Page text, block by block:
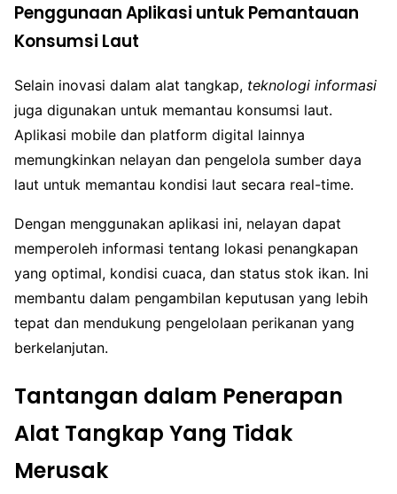
Penggunaan Aplikasi untuk Pemantauan
Konsumsi Laut
Selain inovasi dalam alat tangkap, teknologi informasi
juga digunakan untuk memantau konsumsi laut.
Aplikasi mobile dan platform digital lainnya
memungkinkan nelayan dan pengelola sumber daya
laut untuk memantau kondisi laut secara real-time.
Dengan menggunakan aplikasi ini, nelayan dapat
memperoleh informasi tentang lokasi penangkapan
yang optimal, kondisi cuaca, dan status stok ikan. Ini
membantu dalam pengambilan keputusan yang lebih
tepat dan mendukung pengelolaan perikanan yang
berkelanjutan.
Tantangan dalam Penerapan
Alat Tangkap Yang Tidak
Merusak